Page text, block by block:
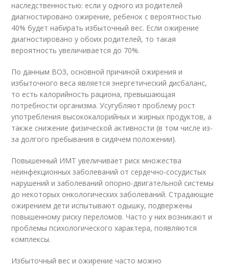
наследственностью: если у одного из родителей
диагностировано ожирение, ребенок с вероятностью
40% будет набирать избыточный вес. Если ожирение
диагностировано у обоих родителей, то такая
вероятность увеличивается до 70%.
По данным ВОЗ, основной причиной ожирения и
избыточного веса является энергетический дисбаланс,
то есть калорийность рациона, превышающая
потребности организма. Усугубляют проблему рост
употребления высококалорийных и жирных продуктов, а
также снижение физической активности (в том числе из-
за долгого пребывания в сидячем положении).
Повышенный ИМТ увеличивает риск множества
неинфекционных заболеваний от сердечно-сосудистых
нарушений и заболеваний опорно-двигательной системы
до некоторых онкологических заболеваний. Страдающие
ожирением дети испытывают одышку, подвержены
повышенному риску переломов. Часто у них возникают и
проблемы психологического характера, появляются
комплексы.
Избыточный вес и ожирение часто можно